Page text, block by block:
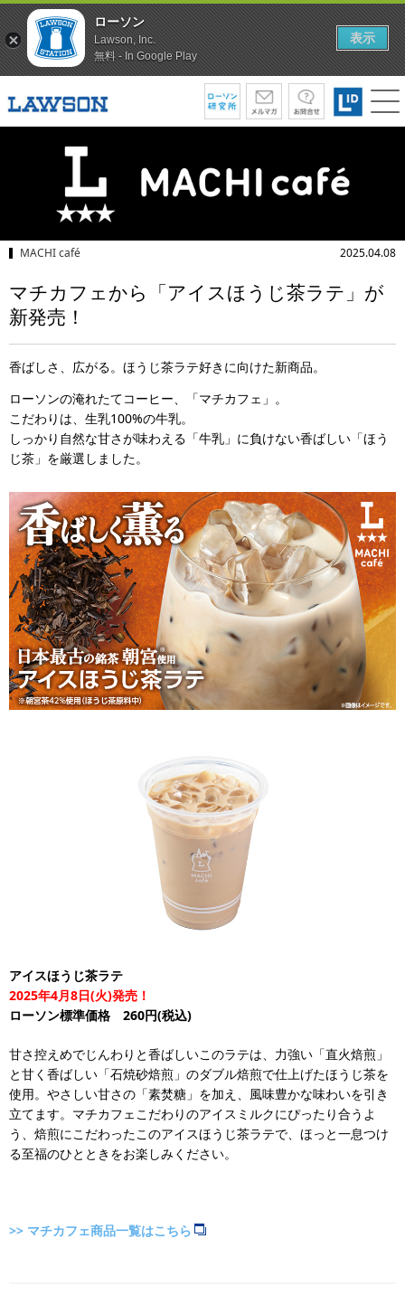
MACHI café 2025.04.08
マチカフェから「アイスほうじ茶ラテ」が
新発売！
香ばしさ、広がる。ほうじ茶ラテ好きに向けた新商品。
ローソンの淹れたてコーヒー、「マチカフェ」。
こだわりは、生乳100%の牛乳。
しっかり自然な甘さが味わえる「牛乳」に負けない香ばしい「ほう
じ茶」を厳選しました。
アイスほうじ茶ラテ
2025年4月8日(火)発売！
ローソン標準価格 260円(税込)
甘さ控えめでじんわりと香ばしいこのラテは、力強い「直火焙煎」
と甘く香ばしい「石焼砂焙煎」のダブル焙煎で仕上げたほうじ茶を
使用。やさしい甘さの「素焚糖」を加え、風味豊かな味わいを引き
立てます。マチカフェこだわりのアイスミルクにぴったり合うよ
う、焙煎にこだわったこのアイスほうじ茶ラテで、ほっと一息つけ
る至福のひとときをお楽しみください。
>> マチカフェ商品一覧はこちら
ローソン
Lawson, Inc.
無料 - In Google Play
表示